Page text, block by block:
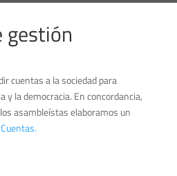
gestión
cuentas a la sociedad para
la democracia. En concordancia,
asambleístas elaboramos un